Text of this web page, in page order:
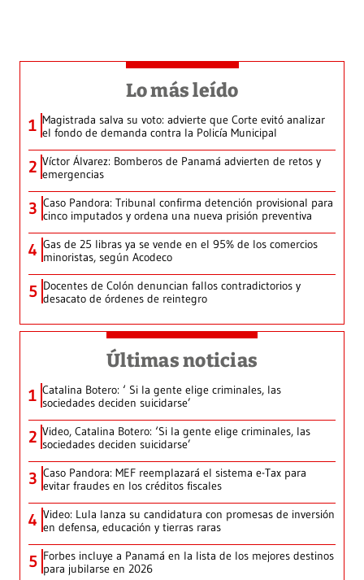
Lo más leído
1 Magistrada salva su voto: advierte que Corte evitó analizar
el fondo de demanda contra la Policía Municipal
2 Víctor Álvarez: Bomberos de Panamá advierten de retos y
emergencias
3 Caso Pandora: Tribunal confirma detención provisional para
cinco imputados y ordena una nueva prisión preventiva
4 Gas de 25 libras ya se vende en el 95% de los comercios
minoristas, según Acodeco
5 Docentes de Colón denuncian fallos contradictorios y
desacato de órdenes de reintegro
Últimas noticias
1 Catalina Botero: ‘ Si la gente elige criminales, las
sociedades deciden suicidarse’
2 Video, Catalina Botero: ‘Si la gente elige criminales, las
sociedades deciden suicidarse’
3 Caso Pandora: MEF reemplazará el sistema e-Tax para
evitar fraudes en los créditos fiscales
4 Video: Lula lanza su candidatura con promesas de inversión
en defensa, educación y tierras raras
5 Forbes incluye a Panamá en la lista de los mejores destinos
para jubilarse en 2026